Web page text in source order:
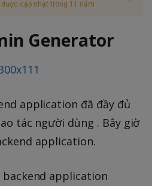
cập nhật trong 11 năm
Generator
application đã đầy đủ
tác người dùng . Bây giờ
application.
application